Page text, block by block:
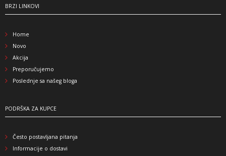
BRZI LINKOVI
Home
Novo
Akcija
Preporučujemo
Poslednje sa našeg bloga
PODRŠKA ZA KUPCE
Često postavljana pitanja
Informacije o dostavi